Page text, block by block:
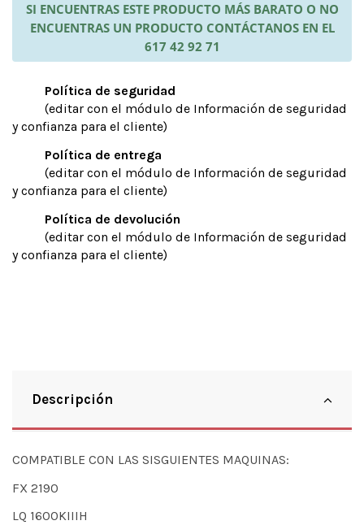
SI ENCUENTRAS ESTE PRODUCTO MÁS BARATO O NO
ENCUENTRAS UN PRODUCTO CONTÁCTANOS EN EL
617 42 92 71
Política de seguridad
(editar con el módulo de Información de seguridad
y confianza para el cliente)
Política de entrega
(editar con el módulo de Información de seguridad
y confianza para el cliente)
Política de devolución
(editar con el módulo de Información de seguridad
y confianza para el cliente)
Descripción
COMPATIBLE CON LAS SISGUIENTES MAQUINAS:
FX 2190
LQ 1600KIIIH